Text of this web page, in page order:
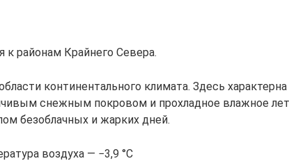
к районам Крайнего Севера.
континентального климата. Здесь характерна
снежным покровом и прохладное влажное
безоблачных и жарких дней.
воздуха — −3,9 °C